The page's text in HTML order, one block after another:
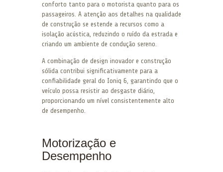
conforto tanto para o motorista quanto para os
passageiros. A atenção aos detalhes na qualidade
de construção se estende a recursos como a
isolação acústica, reduzindo o ruído da estrada e
criando um ambiente de condução sereno.
A combinação de design inovador e construção
sólida contribui significativamente para a
confiabilidade geral do Ioniq 6, garantindo que o
veículo possa resistir ao desgaste diário,
proporcionando um nível consistentemente alto
de desempenho.
Motorização e
Desempenho